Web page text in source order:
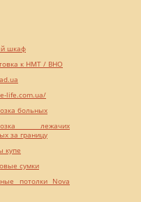
шкаф
к НМТ / ВНО
life.com.ua/
больных
лежачих
за границу
купе
сумки
потолки Nova